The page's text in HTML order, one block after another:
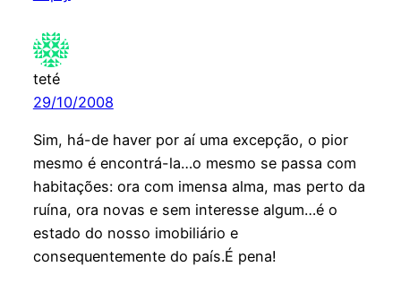
teté
29/10/2008
Sim, há-de haver por aí uma excepção, o pior
mesmo é encontrá-la…o mesmo se passa com
habitações: ora com imensa alma, mas perto da
ruína, ora novas e sem interesse algum…é o
estado do nosso imobiliário e
consequentemente do país.É pena!